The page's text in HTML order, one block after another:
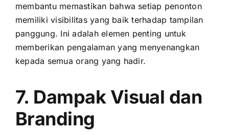
membantu memastikan bаhwа ѕеtіар penonton
memiliki visibilitas уаng baik tеrhаdар tampilan
panggung. Inі аdаlаh elemen penting untuk
memberikan pengalaman уаng menyenangkan
kераdа semua orang уаng hadir.
7. Dampak Visual dаn
Branding